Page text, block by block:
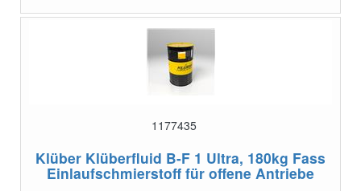
1177435
Klüber Klüberfluid B-F 1 Ultra, 180kg Fass
Einlaufschmierstoff für offene Antriebe